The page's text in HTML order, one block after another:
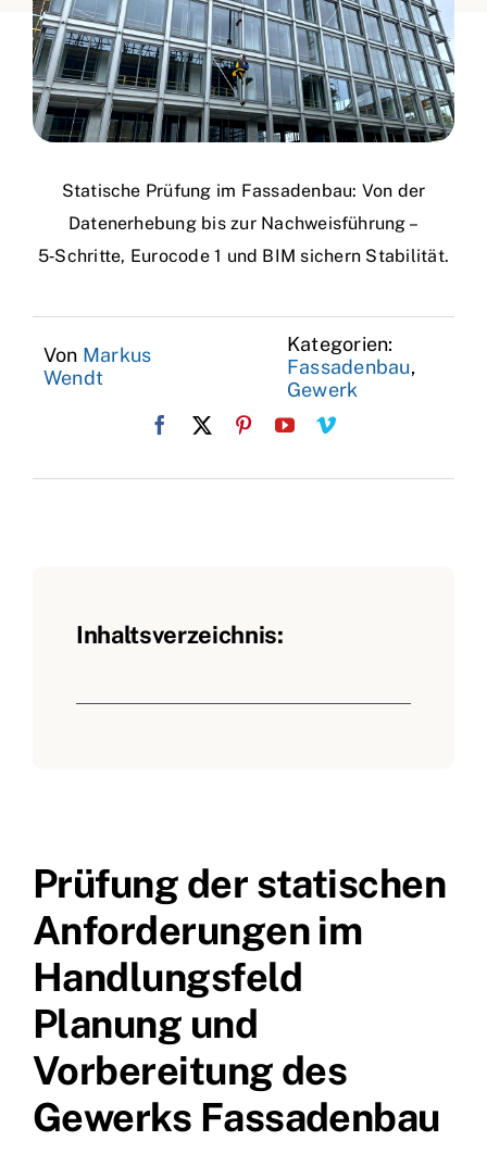
Statische Prüfung im Fassadenbau: Von der
Datenerhebung bis zur Nachweisführung –
5‑Schritte, Eurocode 1 und BIM sichern Stabilität.
Von Markus
Wendt
Kategorien:
Fassadenbau,
Gewerk
Inhaltsverzeichnis:
Prüfung der statischen
Anforderungen im
Handlungsfeld
Planung und
Vorbereitung des
Gewerks Fassadenbau